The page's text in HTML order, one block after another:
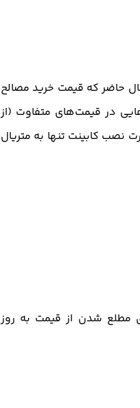
حاضر که قیمت خرید مصالح
در قیمت‌های متفاوت (از
نصب کابینت تنها به متریال
مطلع شدن از قیمت به روز